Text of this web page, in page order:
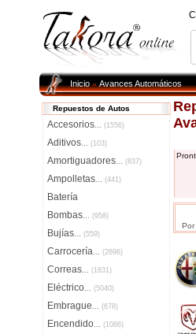
Inicio»Avances Automáticos
Repuestos de Autos
Accesorios... (1556)
Aditivos... (103)
Amortiguadores... (837)
Ampolletas... (441)
Batería
Bombas... (958)
Bujías... (559)
Carrocería... (2696)
Correas... (1831)
Eléctrico... (5040)
Embrague... (678)
Encendido... (1086)
Por